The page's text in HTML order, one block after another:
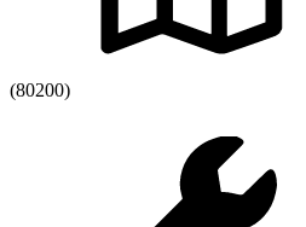
(80200)